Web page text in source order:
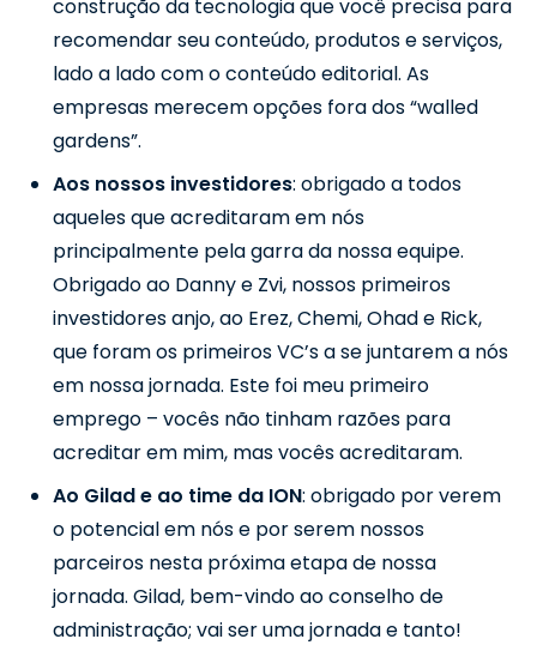
construção da tecnologia que você precisa para
recomendar seu conteúdo, produtos e serviços,
lado a lado com o conteúdo editorial. As
empresas merecem opções fora dos “walled
gardens”.
Aos nossos investidores: obrigado a todos
aqueles que acreditaram em nós
principalmente pela garra da nossa equipe.
Obrigado ao Danny e Zvi, nossos primeiros
investidores anjo, ao Erez, Chemi, Ohad e Rick,
que foram os primeiros VC’s a se juntarem a nós
em nossa jornada. Este foi meu primeiro
emprego – vocês não tinham razões para
acreditar em mim, mas vocês acreditaram.
Ao Gilad e ao time da ION: obrigado por verem
o potencial em nós e por serem nossos
parceiros nesta próxima etapa de nossa
jornada. Gilad, bem-vindo ao conselho de
administração; vai ser uma jornada e tanto!